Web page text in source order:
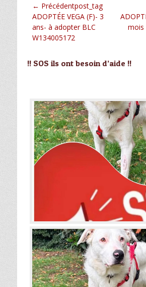
Navigation
de
l’article
← Précédentpost_tag
Article
précédent :
ADOPTÉE VEGA (F)- 3
ans- à adopter BLC
W134005172
Article
suivant :
mois
!! SOS ils ont besoin d’aide !!